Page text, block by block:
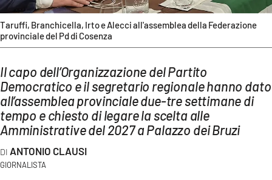
LAC ONAIR
LaC
LACPLAY.IT
LACTV.IT
LACONAIR.IT
LACITYMAG.IT
ILREGGINO.IT
Taruffi, Branchicella, Irto e Alecci all'assemblea della Federazione
provinciale del Pd di Cosenza
Il capo dell’Organizzazione del Partito
Democratico e il segretario regionale hanno dato
all’assemblea provinciale due-tre settimane di
tempo e chiesto di legare la scelta alle
Amministrative del 2027 a Palazzo dei Bruzi
ANTONIO CLAUSI
GIORNALISTA